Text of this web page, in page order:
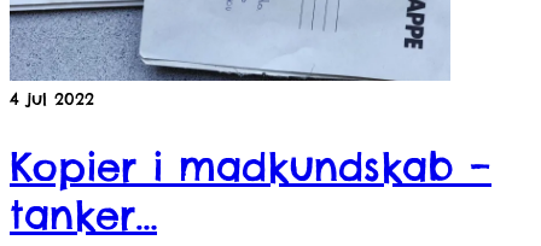
4 jul 2022
Kopier i madkundskab –
tanker…